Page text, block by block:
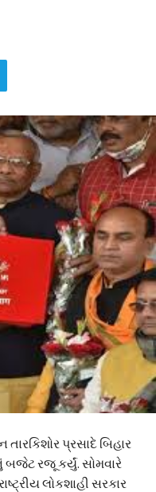
પ્રસાદે બિહાર
બજેટ રજૂ કર્યું. સોમવારે
લોકશાહી સરકાર